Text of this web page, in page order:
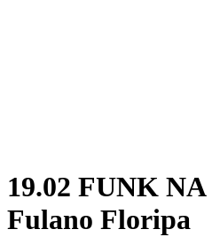
19.02 FUNK
Fulano Floripa